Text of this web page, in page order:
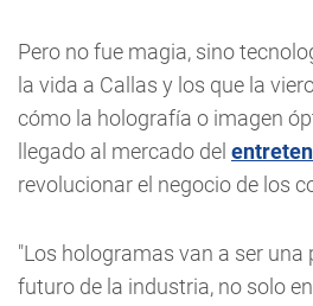
Pero no fue magia, sino
la vida a Callas y los que la
cómo la holografía o imagen
llegado al mercado del
revolucionar el negocio de los
"Los hologramas van a ser una
futuro de la industria, no solo